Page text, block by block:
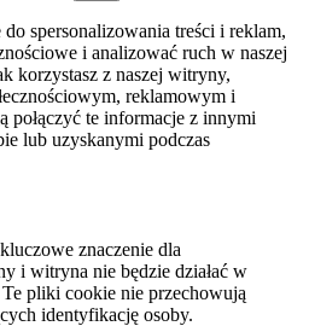
spersonalizowania treści i reklam,
i analizować ruch w naszej
korzystasz z naszej witryny,
reklamowym i
połączyć te informacje z innymi
lub uzyskanymi podczas
znaczenie dla
i witryna nie będzie działać w
pliki cookie nie przechowują
identyfikację osoby.